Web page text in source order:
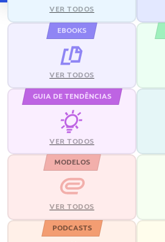
VER TODOS
EBOOKS
VER TODOS
GUIA DE TENDÊNCIAS
VER TODOS
MODELOS
VER TODOS
PODCASTS